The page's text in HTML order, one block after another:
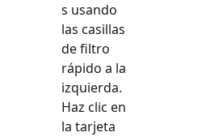
s usando
las casillas
de filtro
rápido a la
izquierda.
Haz clic en
la tarjeta